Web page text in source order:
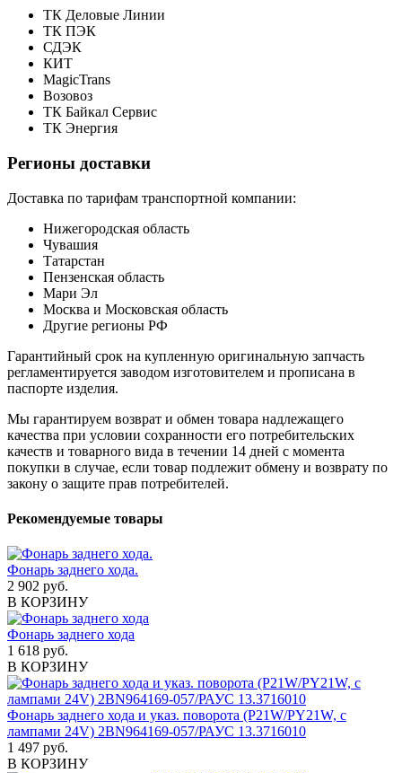
ТК Деловые Линии
ТК ПЭК
СДЭК
КИТ
MagicTrans
Возовоз
ТК Байкал Сервис
ТК Энергия
Регионы доставки
Доставка по тарифам транспортной компании:
Нижегородская область
Чувашия
Татарстан
Пензенская область
Мари Эл
Москва и Московская область
Другие регионы РФ
Гарантийный срок на купленную оригинальную запчасть
регламентируется заводом изготовителем и прописана в
паспорте изделия.
Мы гарантируем возврат и обмен товара надлежащего
качества при условии сохранности его потребительских
качеств и товарного вида в течении 14 дней с момента
покупки в случае, если товар подлежит обмену и возврату по
закону о защите прав потребителей.
Рекомендуемые товары
Фонарь заднего хода.
2 902 руб.
В КОРЗИНУ
Фонарь заднего хода
1 618 руб.
В КОРЗИНУ
Фонарь заднего хода и указ. поворота (P21W/PY21W, с
лампами 24V) 2BN964169-057/РАУС 13.3716010
1 497 руб.
В КОРЗИНУ